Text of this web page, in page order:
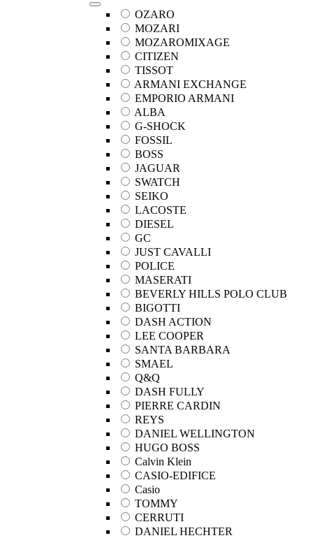
OZARO
MOZARI
MOZAROMIXAGE
CITIZEN
TISSOT
ARMANI EXCHANGE
EMPORIO ARMANI
ALBA
G-SHOCK
FOSSIL
BOSS
JAGUAR
SWATCH
SEIKO
LACOSTE
DIESEL
GC
JUST CAVALLI
POLICE
MASERATI
BEVERLY HILLS POLO CLUB
BIGOTTI
DASH ACTION
LEE COOPER
SANTA BARBARA
SMAEL
Q&Q
DASH FULLY
PIERRE CARDIN
REYS
DANIEL WELLINGTON
HUGO BOSS
Calvin Klein
CASIO-EDIFICE
Casio
TOMMY
CERRUTI
DANIEL HECHTER